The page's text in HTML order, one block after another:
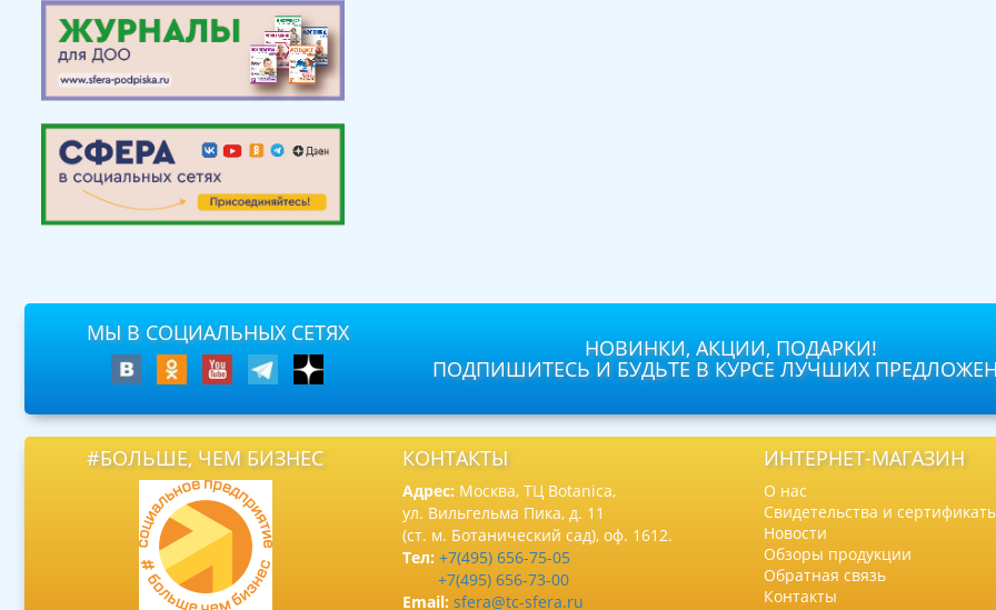
МЫ В СОЦИАЛЬНЫХ СЕТЯХ
НОВИНКИ, АКЦИИ, ПОДАРКИ!
ПОДПИШИТЕСЬ И БУДЬТЕ В КУРСЕ ЛУЧШИХ
#БОЛЬШЕ, ЧЕМ БИЗНЕС КОНТАКТЫ
Адрес: Москва, ТЦ Botanica,
ул. Вильгельма Пика, д. 11
(ст. м. Ботанический сад), оф. 1612.
Тел: +7(495) 656-75-05
+7(495) 656-73-00
Email: sfera@tc-sfera.ru
ИНТЕРНЕТ-МАГАЗИН
О нас
Свидетельства и
Новости
Обзоры продукции
Обратная связь
Контакты